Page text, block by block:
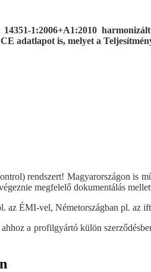
1:2006+A1:2010
adatlapot is, melyet a
rendszert! Magyarországon is
megfelelő dokumentálás
az ÉMI-vel, Németországban pl. az
a profilgyártó külön